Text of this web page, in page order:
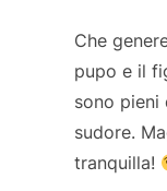
Che
pupo e il
sono
sudore.
tranquilla!